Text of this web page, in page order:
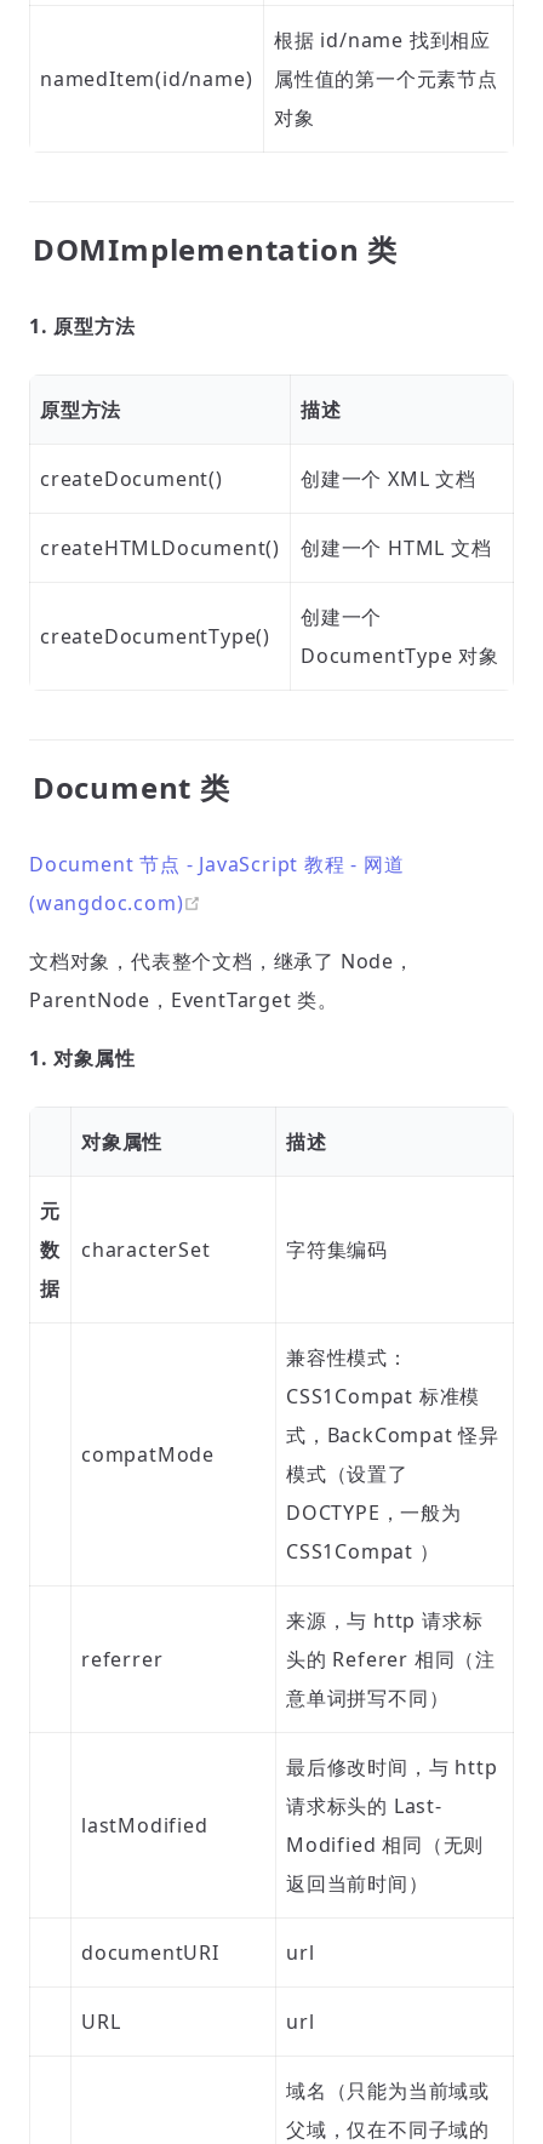
namedItem(id/name)
根据 id/name 找到相应
属性值的第一个元素节点
对象
DOMImplementation 类
1. 原型方法
原型方法 描述
createDocument() 创建一个 XML 文档
createHTMLDocument() 创建一个 HTML 文档
createDocumentType()
创建一个
DocumentType 对象
Document 类
Document 节点 - JavaScript 教程 - 网道
(wangdoc.com)
文档对象，代表整个文档，继承了 Node，
ParentNode，EventTarget 类。
1. 对象属性
对象属性 描述
元
数
据
characterSet 字符集编码
compatMode
兼容性模式：
CSS1Compat 标准模
式，BackCompat 怪异
模式（设置了
DOCTYPE，一般为
CSS1Compat ）
referrer
来源，与 http 请求标
头的 Referer 相同（注
意单词拼写不同）
lastModified
最后修改时间，与 http
请求标头的 Last-
Modified 相同（无则
返回当前时间）
documentURI url
URL url
域名（只能为当前域或
父域，仅在不同子域的